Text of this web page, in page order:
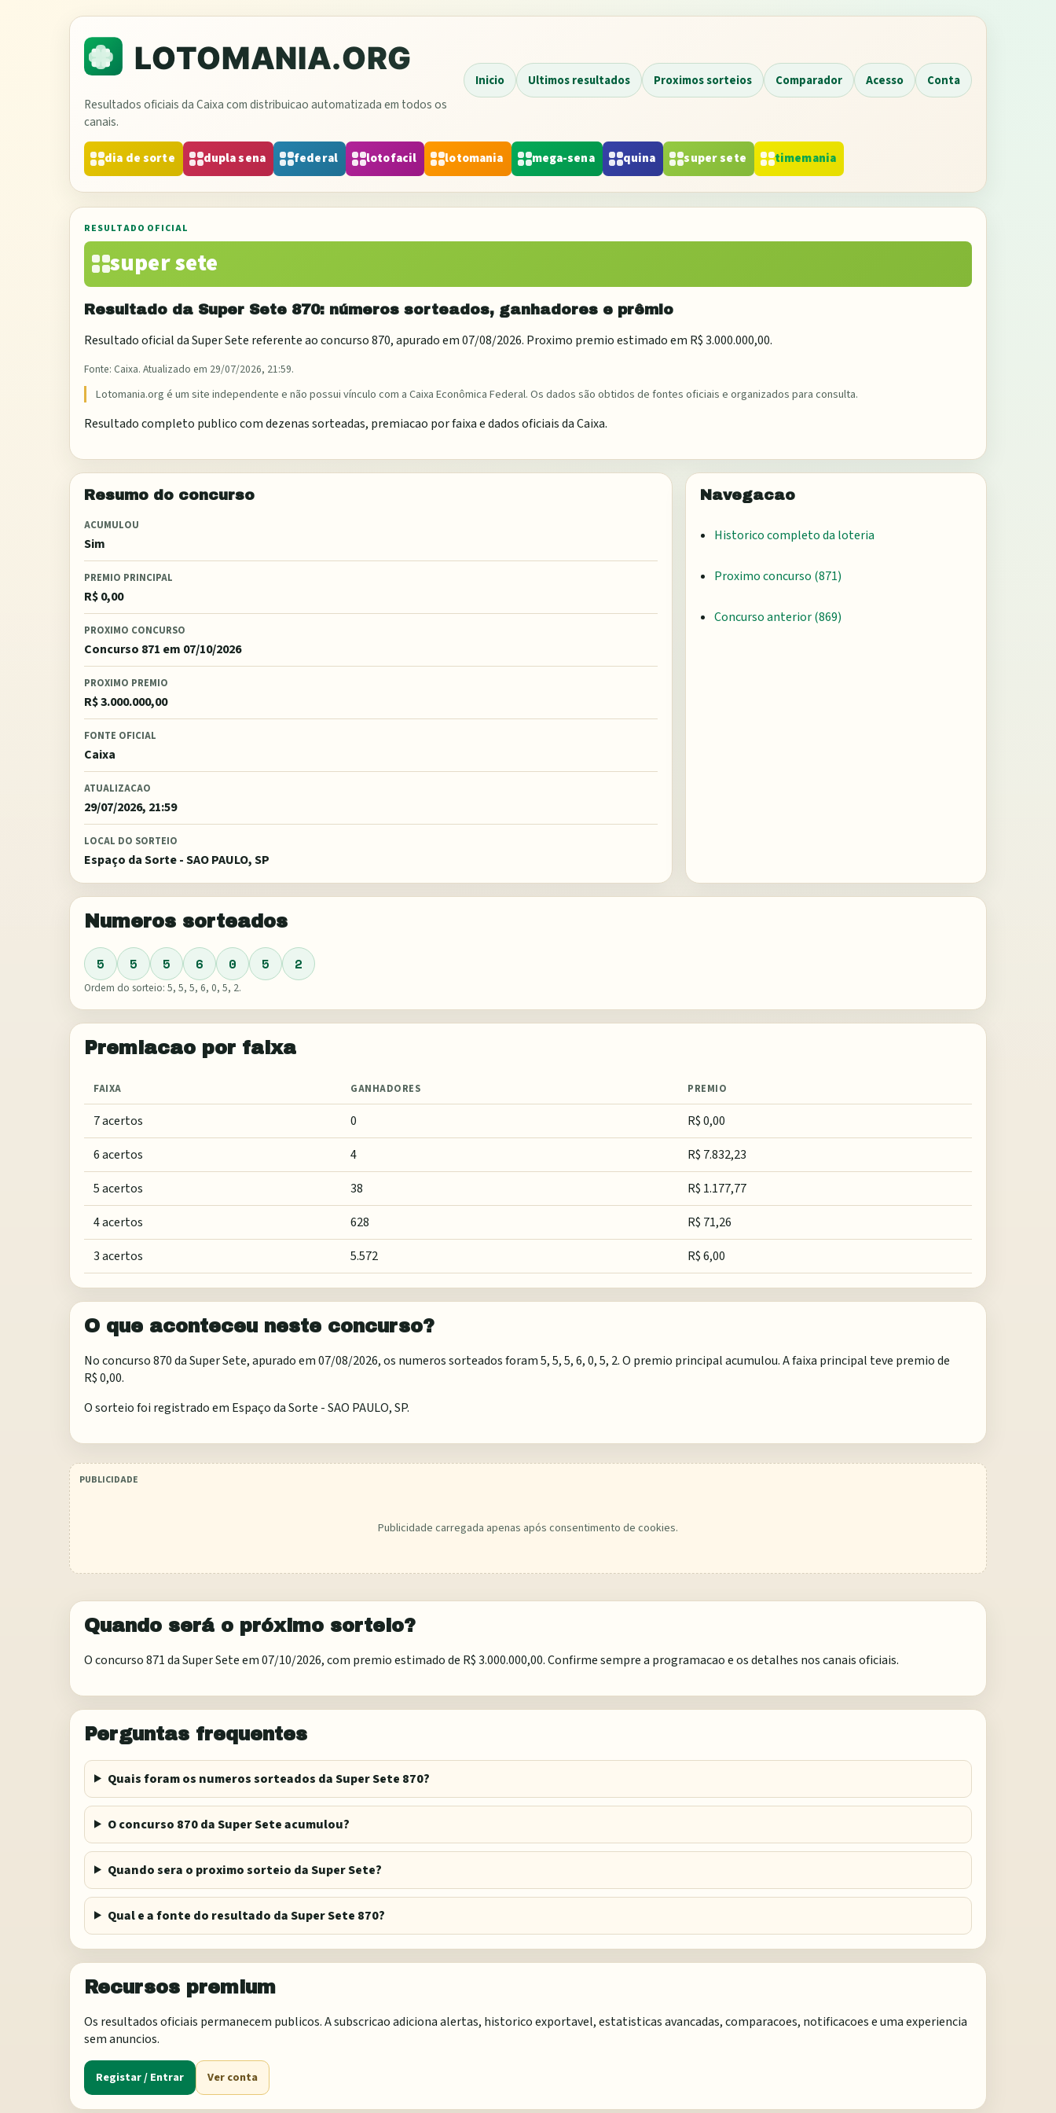
Resultados oficiais da Caixa com distribuicao automatizada em todos os
canais.
Inicio Ultimos resultados Proximos sorteios Comparador Acesso Conta
dia de sorte dupla sena federal lotofacil lotomania mega-sena quina super sete timemania
RESULTADO OFICIAL
super sete
Resultado da Super Sete 870: números sorteados, ganhadores e prêmio
Resultado oficial daSuper Sete referente ao concurso870, apurado em07/08/2026. Proximo premio estimado em R$ 3.000.000,00.
Fonte: Caixa. Atualizado em 29/07/2026, 21:59.
Lotomania.org é um site independente e não possui vínculo com a Caixa Econômica Federal. Os dados são obtidos de fontes oficiais e organizados para consulta.
Resultado completo publico com dezenas sorteadas, premiacao por faixa e dados oficiais da Caixa.
Resumo do concurso
ACUMULOU
Sim
PREMIO PRINCIPAL
R$ 0,00
PROXIMO CONCURSO
Concurso 871 em 07/10/2026
PROXIMO PREMIO
R$ 3.000.000,00
FONTE OFICIAL
Caixa
ATUALIZACAO
29/07/2026, 21:59
LOCAL DO SORTEIO
Espaço da Sorte - SAO PAULO, SP
Navegacao
Historico completo da loteria
Proximo concurso (871)
Concurso anterior (869)
Numeros sorteados
5 5 5 6 0 5 2
Ordem do sorteio: 5, 5, 5, 6, 0, 5, 2.
Premiacao por faixa
FAIXA GANHADORES PREMIO
7 acertos 0
R$ 0,00
6 acertos
4
R$ 7.832,23
5 acertos
38
R$ 1.177,77
4 acertos
628
R$ 71,26
3 acertos
5.572 R$ 6,00
O que aconteceu neste concurso?
No concurso 870 da Super Sete, apurado em 07/08/2026, os numeros sorteados foram 5, 5, 5, 6, 0, 5, 2. O premio principal acumulou. A faixa principal teve premio de
R$ 0,00.
O sorteio foi registrado em Espaço da Sorte - SAO PAULO, SP.
Publicidade carregada apenas após consentimento de cookies.
Quando será o próximo sorteio?
O concurso 871 da Super Sete em 07/10/2026, com premio estimado de R$ 3.000.000,00. Confirme sempre a programacao e os detalhes nos canais oficiais.
Perguntas frequentes
Quais foram os numeros sorteados da Super Sete 870?
O concurso 870 da Super Sete acumulou?
Quando sera o proximo sorteio da Super Sete?
Qual e a fonte do resultado da Super Sete 870?
Recursos premium
Os resultados oficiais permanecem publicos. A subscricao adiciona alertas, historico exportavel, estatisticas avancadas, comparacoes, notificacoes e uma experiencia
sem anuncios.
Registar / Entrar Ver conta